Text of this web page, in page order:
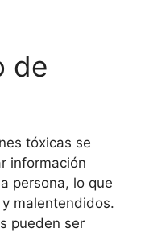
de
tóxicas se
información
persona, lo que
malentendidos.
pueden ser